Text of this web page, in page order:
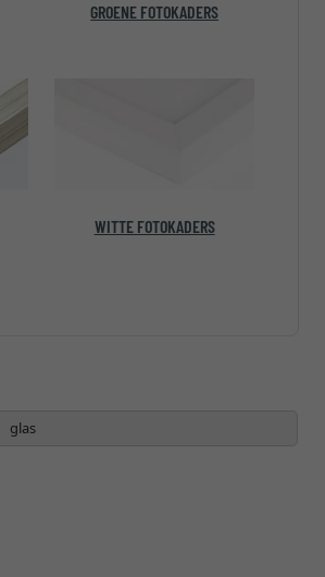
GROENE FOTOKADERS
WITTE FOTOKADERS
glas